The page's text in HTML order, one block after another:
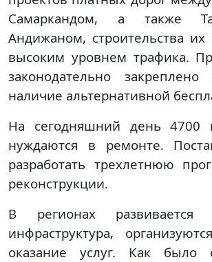
Самаркандом, а также
Андижаном, строительства их
высоким уровнем трафика.
законодательно закреплено
наличие альтернативной
На сегодняшний день 4700
нуждаются в ремонте.
разработать трехлетнюю
реконструкции.
В регионах развивается
инфраструктура,
оказание услуг. Как было